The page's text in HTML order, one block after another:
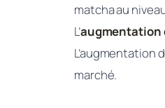
matcha au
L’augmentation
L’augmentation
marché.